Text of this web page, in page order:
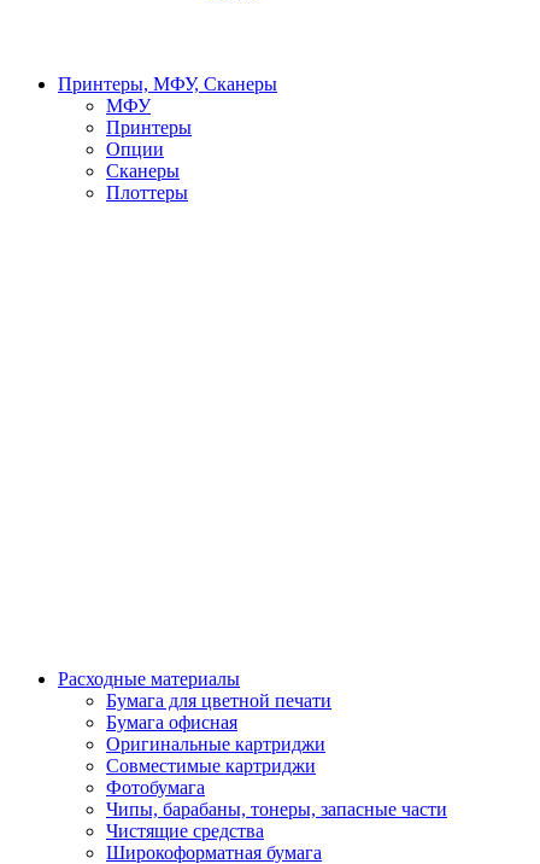
Принтеры, МФУ, Сканеры
МФУ
Принтеры
Опции
Сканеры
Плоттеры
Расходные материалы
Бумага для цветной печати
Бумага офисная
Оригинальные картриджи
Совместимые картриджи
Фотобумага
Чипы, барабаны, тонеры, запасные части
Чистящие средства
Широкоформатная бумага